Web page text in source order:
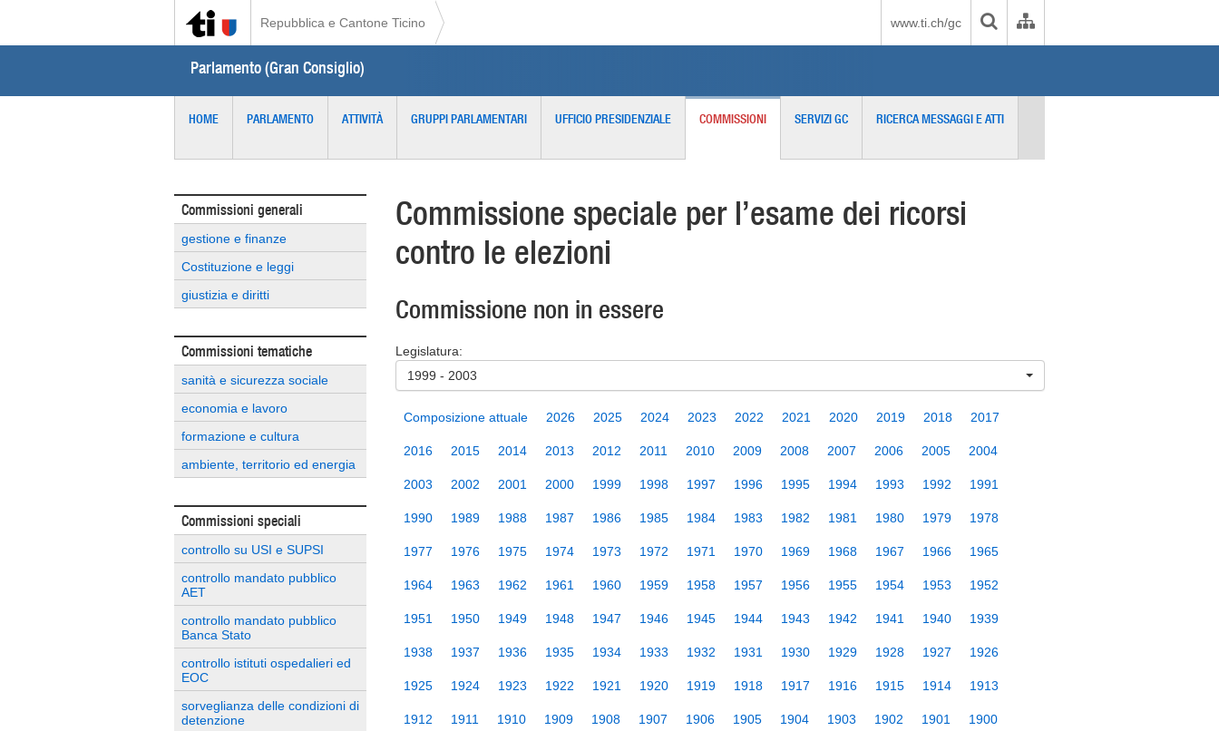
Repubblica e Cantone Ticino www.ti.ch/gc
Parlamento (Gran Consiglio)
HOME PARLAMENTO ATTIVITÀ GRUPPI PARLAMENTARI UFFICIO PRESIDENZIALE COMMISSIONI SERVIZI GC RICERCA MESSAGGI E ATTI
Commissioni generali
gestione e finanze
Costituzione e leggi
giustizia e diritti
Commissioni tematiche
sanità e sicurezza sociale
economia e lavoro
formazione e cultura
ambiente, territorio ed energia
Commissioni speciali
controllo su USI e SUPSI
controllo mandato pubblico
AET
controllo mandato pubblico
Banca Stato
controllo istituti ospedalieri ed
EOC
sorveglianza delle condizioni di
detenzione
Commissione speciale per l’esame dei ricorsi
contro le elezioni
Commissione non in essere
Legislatura:
1999 - 2003
Composizione attuale 2026 2025 2024 2023 2022 2021 2020 2019 2018 2017
2016 2015 2014 2013 2012 2011 2010 2009 2008 2007 2006 2005 2004
2003 2002 2001 2000 1999 1998 1997 1996 1995 1994 1993 1992 1991
1990 1989 1988 1987 1986 1985 1984 1983 1982 1981 1980 1979 1978
1977 1976 1975 1974 1973 1972 1971 1970 1969 1968 1967 1966 1965
1964 1963 1962 1961 1960 1959 1958 1957 1956 1955 1954 1953 1952
1951 1950 1949 1948 1947 1946 1945 1944 1943 1942 1941 1940 1939
1938 1937 1936 1935 1934 1933 1932 1931 1930 1929 1928 1927 1926
1925 1924 1923 1922 1921 1920 1919 1918 1917 1916 1915 1914 1913
1912 1911 1910 1909 1908 1907 1906 1905 1904 1903 1902 1901 1900